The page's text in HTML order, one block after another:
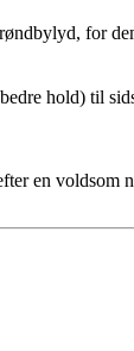
for
hold) til
en